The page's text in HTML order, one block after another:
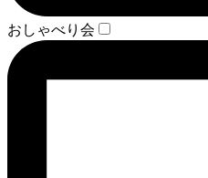
おしゃべり会